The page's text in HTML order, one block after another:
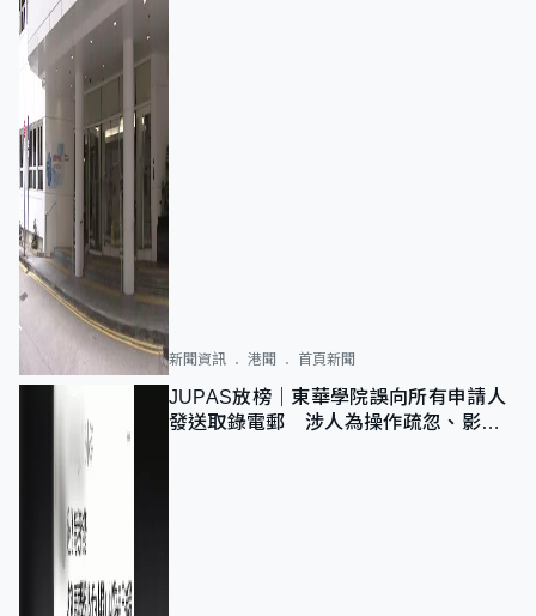
新聞資訊 港聞 首頁新聞
JUPAS放榜｜東華學院誤向所有申請人
發送取錄電郵 涉人為操作疏忽、影響